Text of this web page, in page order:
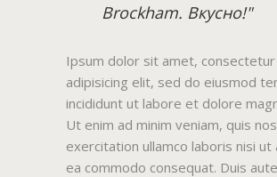
Brockham. Вкусно!"
Ipsum dolor sit amet, consectetur
adipisicing elit, sed do eiusmod
incididunt ut labore et dolore
Ut enim ad minim veniam, quis
exercitation ullamco laboris nisi ut
ea commodo consequat. Duis